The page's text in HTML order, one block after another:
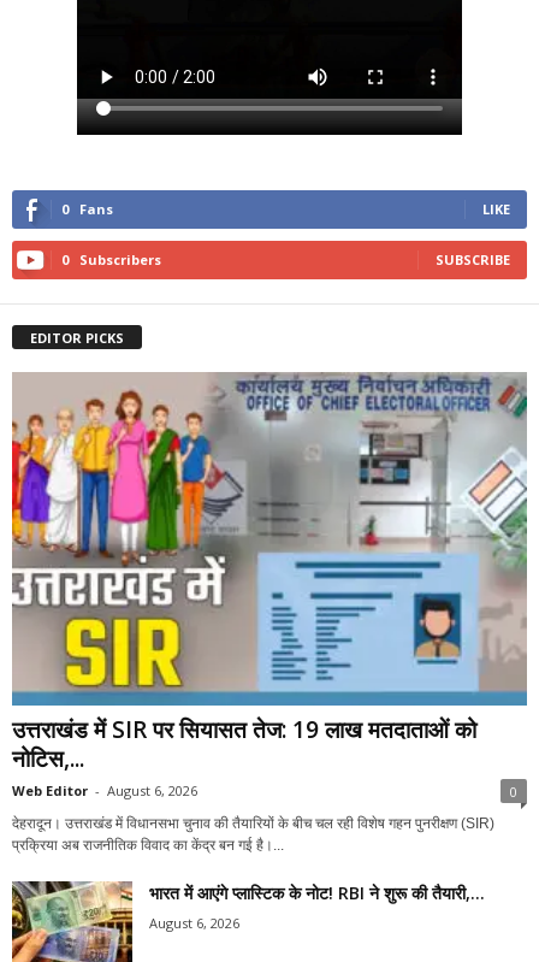
0 Fans LIKE
0 Subscribers SUBSCRIBE
EDITOR PICKS
उत्तराखंड में SIR पर सियासत तेज: 19 लाख मतदाताओं को
नोटिस,...
Web Editor - August 6, 2026 0
देहरादून। उत्तराखंड में विधानसभा चुनाव की तैयारियों के बीच चल रही विशेष गहन पुनरीक्षण (SIR)
प्रक्रिया अब राजनीतिक विवाद का केंद्र बन गई है।...
भारत में आएंगे प्लास्टिक के नोट! RBI ने शुरू की तैयारी,...
August 6, 2026